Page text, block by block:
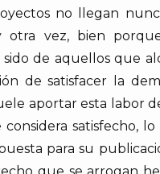
no llegan
otra vez, bien
de aquellos que
de satisfacer la
aportar esta labor
satisfecho,
para su